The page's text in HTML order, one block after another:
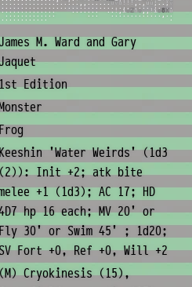
. . . . . . . . . . . . . . . . . . . . .. . .uvu ! ! ! , . u u ; . ; v
. . . . . . . . . . . . . . . . . . . . . . . . . . . . . , , , ; . . . . . . . .
. . . . . . . . . . . . . . . . . . . . . . . : , i o Z u o , , ! i o 8 X u
............. ... .............,.......
. . . . . . . . . . . .
James M. Ward and Gary
Edition
Monster
Frog
'Water Weirds' (1d3
Init +2; atk bite
+1 (1d3); AC 17; HD
hp 16 each; MV 20' or
Fly 30' or Swim 45' ; 1d20;
Fort +0, Ref +0, Will +2
Cryokinesis (15),